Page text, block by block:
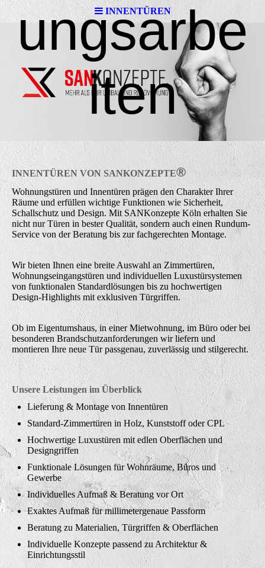
INNENTÜREN
ungsarbe
iten
INNENTÜREN VON SANKONZEPTE®
Wohnungstüren und Innentüren prägen den Charakter Ihrer
Räume und erfüllen wichtige Funktionen wie Sicherheit,
Schallschutz und Design. Mit SANKonzepte Köln erhalten Sie
nicht nur Türen in bester Qualität, sondern auch einen Rundum-
Service von der Beratung bis zur fachgerechten Montage.
Wir bieten Ihnen eine breite Auswahl an Zimmertüren,
Wohnungseingangstüren und individuellen Luxustürsystemen
von funktionalen Standardlösungen bis zu hochwertigen
Design-Highlights mit exklusiven Türgriffen.
Ob im Eigentumshaus, in einer Mietwohnung, im Büro oder bei
besonderen Brandschutzanforderungen wir liefern und
montieren Ihre neue Tür passgenau, zuverlässig und stilgerecht.
Unsere Leistungen im Überblick
Lieferung & Montage von Innentüren
Standard-Zimmertüren in Holz, Kunststoff oder CPL
Hochwertige Luxustüren mit edlen Oberflächen und
Designgriffen
Funktionale Lösungen für Wohnräume, Büros und
Gewerbe
Individuelles Aufmaß & Beratung vor Ort
Exaktes Aufmaß für millimetergenaue Passform
Beratung zu Materialien, Türgriffen & Oberflächen
Individuelle Konzepte passend zu Architektur &
Einrichtungsstil